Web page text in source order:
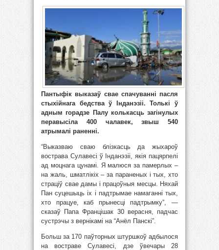
Пантыфік выказаў свае спачуванні пасля
стыхійнага бедства ў Інданэзіі. Толькі ў
адным горадзе Палу колькасць загінулых
перавысіла 400 чалавек, звыш 540
атрымалі раненні.
“Выказваю сваю блізкасць да жыхароў
вострава Сулавесі ў Інданэзіі, якія пацярпелі
ад моцнага цунамі. Я малюся за памерлых –
на жаль, шматлікіх – за параненых і тых, хто
страціў свае дамы і працоўныя месцы. Няхай
Пан суцешыць іх і падтрымае намаганні тых,
хто працуе, каб прынесці падтрымку”, —
сказаў Папа Францішак 30 верасня, падчас
сустрэчы з вернікамі на “Анёл Панскі”.
Больш за 170 паўторных штуршкоў адбылося
на востраве Сулавесі, дзе ўвечары 28